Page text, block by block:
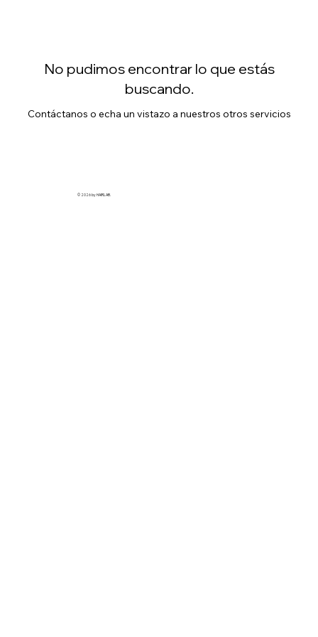
No pudimos encontrar lo que estás
buscando.
Contáctanos o echa un vistazo a nuestros otros servicios
© 2026 by HAIRLAB.